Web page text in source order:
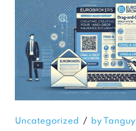
Uncategorized by Tanguy